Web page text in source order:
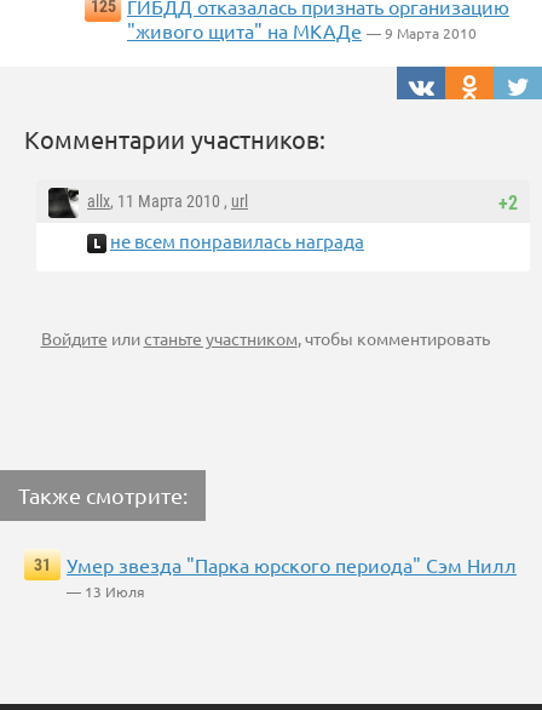
125
ГИБДД отказалась признать организацию
"живого щита" на МКАДе — 9 Марта 2010
Комментарии участников:
+2
allx, 11 Марта 2010 , url
не всем понравилась награда
Войдите илистаньте участником, чтобы комментировать
Также смотрите:
31 Умер звезда "Парка юрского периода" Сэм Нилл
— 13 Июля